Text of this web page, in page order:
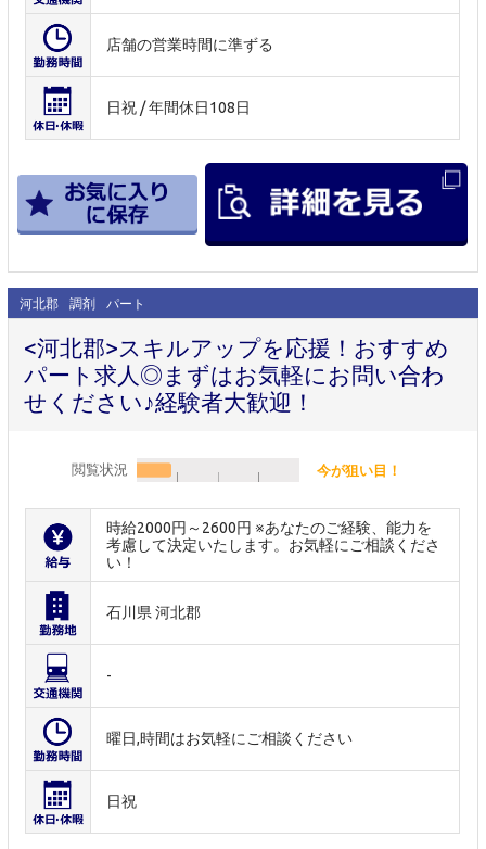
店舗の営業時間に準ずる
日祝 / 年間休日108日
河北郡 調剤 パート
<河北郡>スキルアップを応援！おすすめ
パート求人◎まずはお気軽にお問い合わ
せください♪経験者大歓迎！
閲覧状況 今が狙い目！
時給2000円～2600円 ※あなたのご経験、能力を
考慮して決定いたします。お気軽にご相談くださ
い！
石川県 河北郡
-
曜日,時間はお気軽にご相談ください
日祝